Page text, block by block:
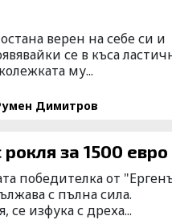
верен на себе си и
се в къса
му...
Димитров
за 1500 евро
победителка от
с пълна сила.
се изфука с дреха...